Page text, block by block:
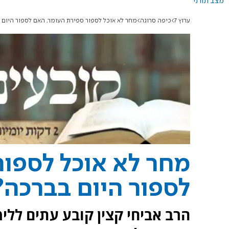
ערוץ 7 כיפה סרוגה מחר לא אוכל לספור ספירת העומר. האם לספור היום
מחר לא אוכל
לספור היום